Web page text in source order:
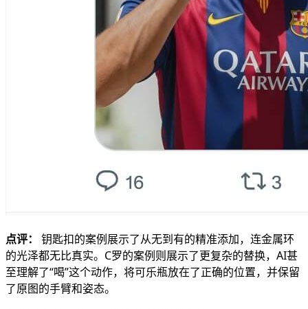
点评：
钥匙扣的案例展示了从无到有的精准添加，连金属环
的光泽都无比真实。C罗的案例则展示了更复杂的替换，AI甚
至理解了“喝”这个动作，将可乐瓶放在了正确的位置，并保留
了原图的手臂和姿态。